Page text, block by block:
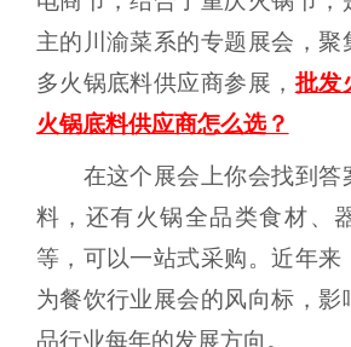
主的川渝菜系的专题展会，聚
多火锅底料供应商参展， 批发
火锅底料供应商怎么选？
在这个展会上你会找到答
料，还有火锅全品类食材、
等，可以一站式采购。近年来
为餐饮行业展会的风向标，影
品行业每年的发展方向。